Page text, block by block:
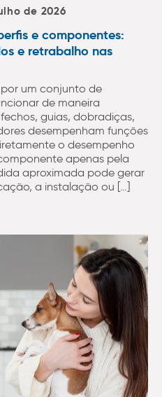
de 2026
e componentes:
e retrabalho nas
um conjunto de
de maneira
guias, dobradiças,
desempenham funções
o desempenho
apenas pela
aproximada pode gerar
a instalação ou […]